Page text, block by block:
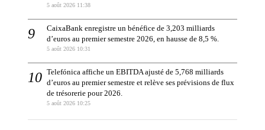
5 août 2026 11:38
CaixaBank enregistre un bénéfice de 3,203 milliards
d’euros au premier semestre 2026, en hausse de 8,5 %.
5 août 2026 10:31
Telefónica affiche un EBITDA ajusté de 5,768 milliards
d’euros au premier semestre et relève ses prévisions de flux
de trésorerie pour 2026.
5 août 2026 10:25